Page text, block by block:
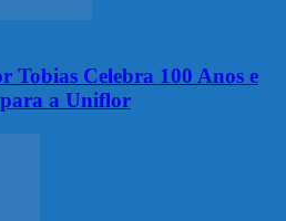
Tobias Celebra 100 Anos e
a Uniflor